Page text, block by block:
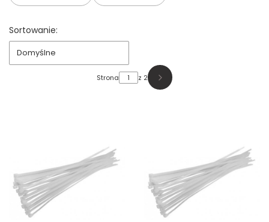
Lista produktów
Sortowanie:
Domyślne
Strona z 2 Następne produkty